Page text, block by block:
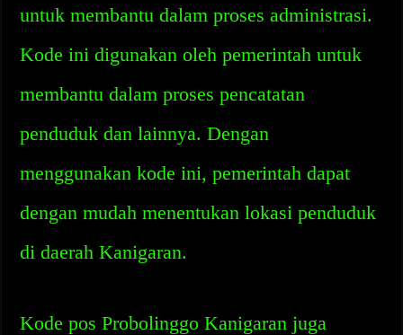
untuk membantu dalam proses administrasi.
Kode ini digunakan oleh pemerintah untuk
membantu dalam proses pencatatan
penduduk dan lainnya. Dengan
menggunakan kode ini, pemerintah dapat
dengan mudah menentukan lokasi penduduk
di daerah Kanigaran.
Kode pos Probolinggo Kanigaran juga